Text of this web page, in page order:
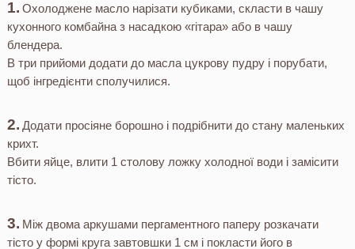
Охолоджене масло нарізати кубиками, скласти в чашу
кухонного комбайна з насадкою «гітара» або в чашу
блендера.
В три прийоми додати до масла цукрову пудру і порубати,
щоб інгредієнти сполучилися.
Додати просіяне борошно і подрібнити до стану маленьких
крихт.
Вбити яйце, влити 1 столову ложку холодної води і замісити
тісто.
Між двома аркушами пергаментного паперу розкачати
тісто у формі круга завтовшки 1 см і покласти його в